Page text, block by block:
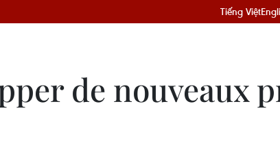
Tiếng Việt
de nouveaux